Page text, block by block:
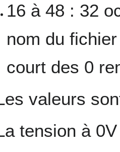
16 à 48 : 32
nom du
court des 0
valeurs
tension à